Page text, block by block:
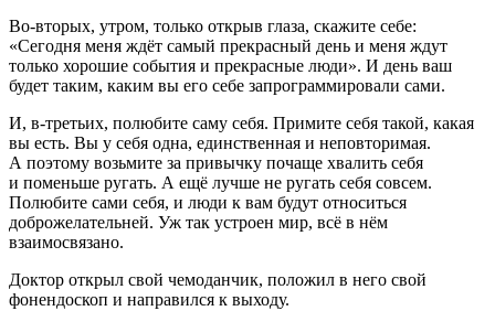
Во-вторых, утром, только открыв глаза, скажите себе:
«Сегодня меня ждёт самый прекрасный день и меня ждут
только хорошие события и прекрасные люди». И день ваш
будет таким, каким вы его себе запрограммировали сами.
И, в-третьих, полюбите саму себя. Примите себя такой, какая
вы есть. Вы у себя одна, единственная и неповторимая.
А поэтому возьмите за привычку почаще хвалить себя
и поменьше ругать. А ещё лучше не ругать себя совсем.
Полюбите сами себя, и люди к вам будут относиться
доброжелательней. Уж так устроен мир, всё в нём
взаимосвязано.
Доктор открыл свой чемоданчик, положил в него свой
фонендоскоп и направился к выходу.